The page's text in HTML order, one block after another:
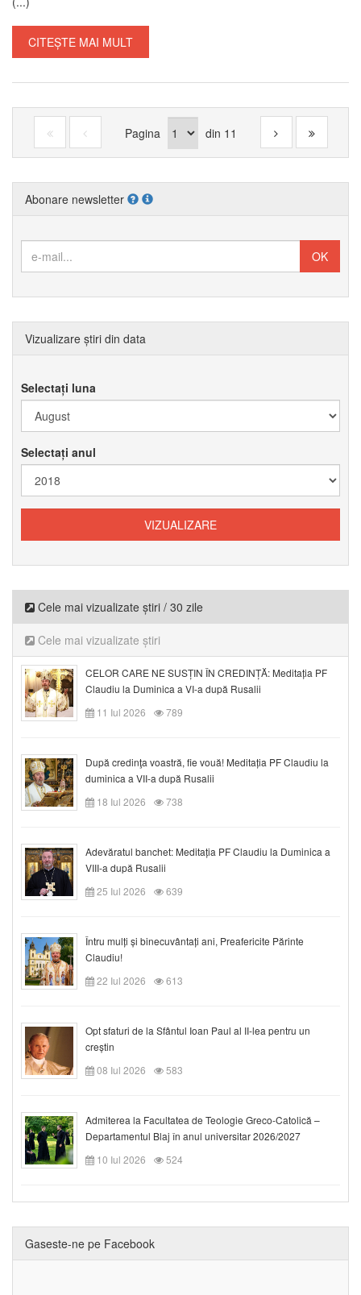
CITEȘTE MAI MULT
Pagina din 11
Abonare newsletter
Vizualizare știri din data
Selectați luna
Selectați anul
Cele mai vizualizate știri / 30 zile
Cele mai vizualizate știri
CELOR CARE NE SUSȚIN ÎN CREDINȚĂ: Meditația PF
Claudiu la Duminica a VI-a după Rusalii
11 Iul 2026
789
După credinţa voastră, fie vouă! Meditația PF Claudiu la
duminica a VII-a după Rusalii
18 Iul 2026
738
Adevăratul banchet: Meditația PF Claudiu la Duminica a
VIII-a după Rusalii
25 Iul 2026
639
Întru mulți și binecuvântați ani, Preafericite Părinte
Claudiu!
22 Iul 2026
613
Opt sfaturi de la Sfântul Ioan Paul al II-lea pentru un
creștin
08 Iul 2026
583
Admiterea la Facultatea de Teologie Greco-Catolică –
Departamentul Blaj în anul universitar 2026/2027
10 Iul 2026
524
Gaseste-ne pe Facebook